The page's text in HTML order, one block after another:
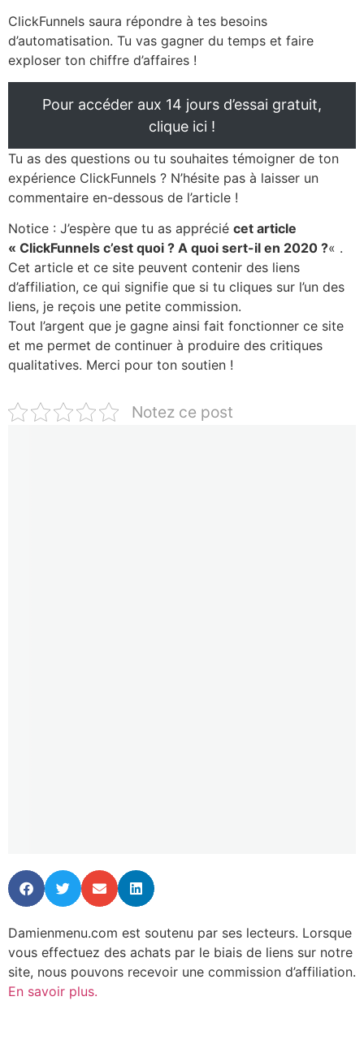
ClickFunnels saura répondre à tes besoins
d’automatisation. Tu vas gagner du temps et faire
exploser ton chiffre d’affaires !
Pour accéder aux 14 jours d’essai gratuit,
clique ici !
Tu as des questions ou tu souhaites témoigner de ton
expérience ClickFunnels ? N’hésite pas à laisser un
commentaire en-dessous de l’article !
Notice : J’espère que tu as apprécié cet article
« ClickFunnels c’est quoi ? A quoi sert-il en 2020 ?« .
Cet article et ce site peuvent contenir des liens
d’affiliation, ce qui signifie que si tu cliques sur l’un des
liens, je reçois une petite commission.
Tout l’argent que je gagne ainsi fait fonctionner ce site
et me permet de continuer à produire des critiques
qualitatives. Merci pour ton soutien !
Notez ce post
Damienmenu.com est soutenu par ses lecteurs. Lorsque
vous effectuez des achats par le biais de liens sur notre
site, nous pouvons recevoir une commission d’affiliation.
En savoir plus.